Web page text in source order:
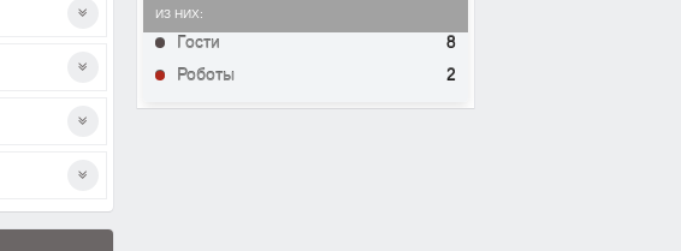
ИЗ НИХ:
Гости
8
Роботы
2